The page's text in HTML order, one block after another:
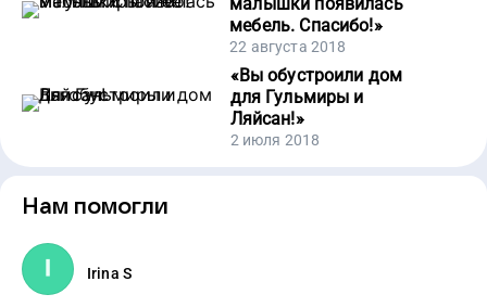
мебель. Спасибо!»
22 августа 2018
«Вы обустроили дом
для Гульмиры и
Ляйсан!»
2 июля 2018
Нам помогли
Irina S